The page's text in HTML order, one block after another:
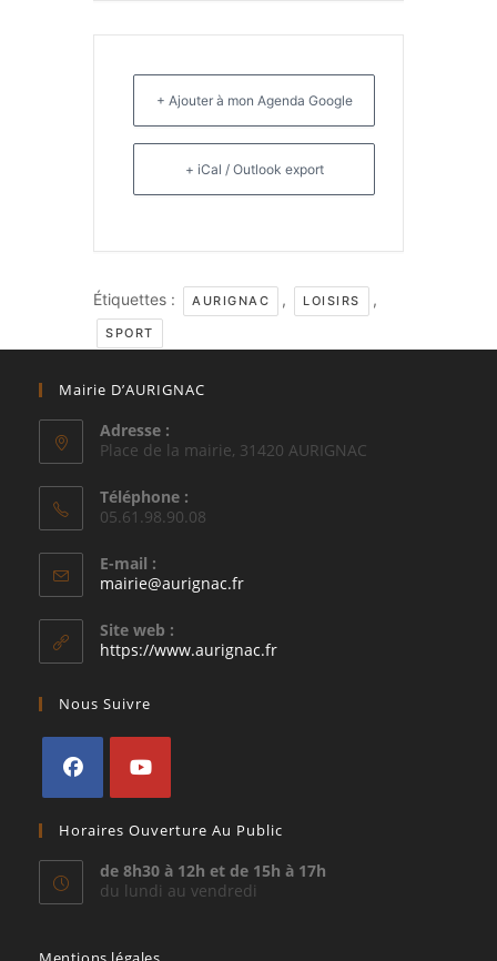
+ Ajouter à mon Agenda Google
+ iCal / Outlook export
Étiquettes : AURIGNAC , LOISIRS ,
SPORT
Mairie D’AURIGNAC
Adresse :
Place de la mairie, 31420 AURIGNAC
Téléphone :
05.61.98.90.08
E-mail :
mairie@aurignac.frS’ouvre
application
Site web :
https://www.aurignac.fr
Nous Suivre
dans
un
nouvel
dans
un
nouvel
Horaires Ouverture Au Public
de 8h30 à 12h et de 15h à 17h
du lundi au vendredi